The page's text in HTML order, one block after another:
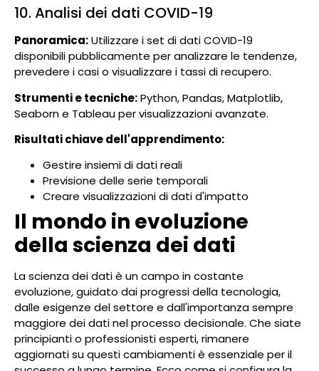
10. Analisi dei dati COVID-19
Panoramica:Utilizzare i set di dati COVID-19
disponibili pubblicamente per analizzare le tendenze,
prevedere i casi o visualizzare i tassi di recupero.
Strumenti e tecniche:Python, Pandas, Matplotlib,
Seaborn e Tableau per visualizzazioni avanzate.
Risultati chiave dell'apprendimento:
Gestire insiemi di dati reali
Previsione delle serie temporali
Creare visualizzazioni di dati d'impatto
Il mondo in evoluzione
della scienza dei dati
La scienza dei dati è un campo in costante
evoluzione, guidato dai progressi della tecnologia,
dalle esigenze del settore e dall'importanza sempre
maggiore dei dati nel processo decisionale. Che siate
principianti o professionisti esperti, rimanere
aggiornati su questi cambiamenti è essenziale per il